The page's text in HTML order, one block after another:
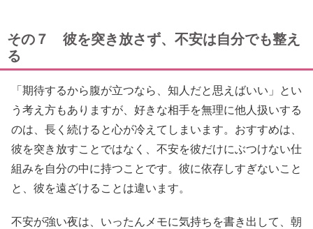
その７ 彼を突き放さず、不安は自分でも整え
る
「期待するから腹が立つなら、知人だと思えばいい」とい
う考え方もありますが、好きな相手を無理に他人扱いする
のは、長く続けると心が冷えてしまいます。おすすめは、
彼を突き放すことではなく、不安を彼だけにぶつけない仕
組みを自分の中に持つことです。彼に依存しすぎないこと
と、彼を遠ざけることは違います。
不安が強い夜は、いったんメモに気持ちを書き出して、朝